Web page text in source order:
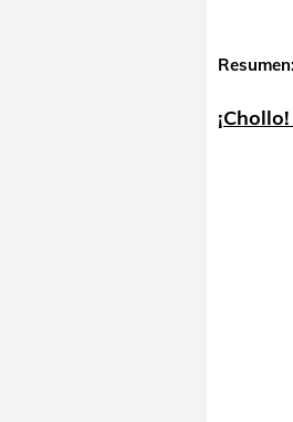
Resumen: